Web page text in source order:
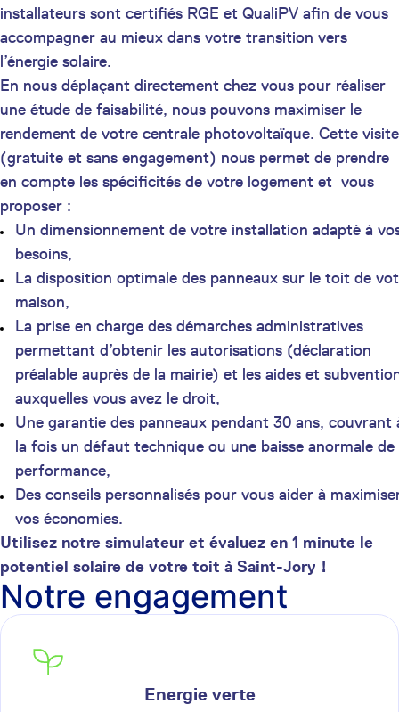
installateurs sont certifiés RGE et QualiPV afin de vous
accompagner au mieux dans votre transition vers
l’énergie solaire.
En nous déplaçant directement chez vous pour réaliser
une étude de faisabilité, nous pouvons maximiser le
rendement de votre centrale photovoltaïque. Cette visite
(gratuite et sans engagement) nous permet de prendre
en compte les spécificités de votre logement et vous
proposer :
Un dimensionnement de votre installation adapté à
besoins,
La disposition optimale des panneaux sur le toit de
maison,
La prise en charge des démarches administratives
permettant d’obtenir les autorisations (déclaration
préalable auprès de la mairie) et les aides et
auxquelles vous avez le droit,
Une garantie des panneaux pendant 30 ans, couvrant
la fois un défaut technique ou une baisse anormale de
performance,
Des conseils personnalisés pour vous aider à
vos économies.
Utilisez notre simulateur et évaluez en 1 minute le
potentiel solaire de votre toit à Saint-Jory !
Notre engagement
Energie verte